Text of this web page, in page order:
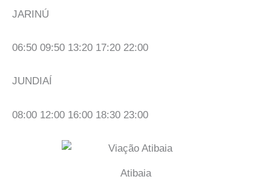
JARINÚ
06:50 09:50 13:20 17:20 22:00
JUNDIAÍ
08:00 12:00 16:00 18:30 23:00
Atibaia